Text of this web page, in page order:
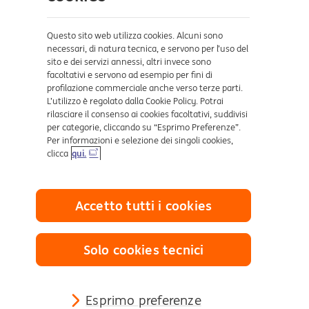
Dove ci trovi
Certificazioni
Collegamenti utili
Mappa del sito
Sezione Privacy
Reclami e Risoluzione delle controversie
Questo sito web utilizza cookies. Alcuni sono
necessari, di natura tecnica, e servono per l’uso del
sito e dei servizi annessi, altri invece sono
facoltativi e servono ad esempio per fini di
profilazione commerciale anche verso terze parti.
L’utilizzo è regolato dalla Cookie Policy. Potrai
rilasciare il consenso ai cookies facoltativi, suddivisi
per categorie, cliccando su “Esprimo Preferenze”.
Per informazioni e selezione dei singoli cookies,
clicca qui.
Esprimo preferenze
Solo cookies tecnici
Accetto tutti i cookies